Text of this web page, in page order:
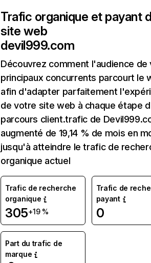
Trafic organique et payant
site web
devil999.com
Découvrez comment l'audience de
principaux concurrents parcourt le
afin d'adapter parfaitement
de votre site web à chaque étape
parcours client.trafic de
augmenté de 19,14 % de mois en
jusqu'à atteindre le trafic de
organique actuel
Trafic de recherche
organique
305+19 %
Trafic de
payant
0
Part du trafic de
marque